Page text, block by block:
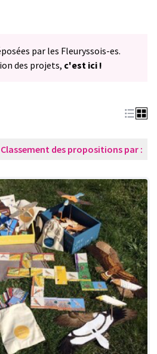
par les Fleuryssois-es.
des projets, c'est ici !
Classement des propositions par :